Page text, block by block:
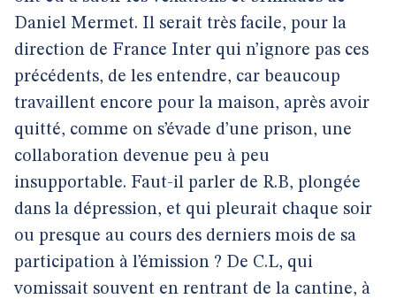
Daniel Mermet. Il serait très facile, pour la
direction de France Inter qui n’ignore pas ces
précédents, de les entendre, car beaucoup
travaillent encore pour la maison, après avoir
quitté, comme on s’évade d’une prison, une
collaboration devenue peu à peu
insupportable. Faut-il parler de R.B, plongée
dans la dépression, et qui pleurait chaque soir
ou presque au cours des derniers mois de sa
participation à l’émission ? De C.L, qui
vomissait souvent en rentrant de la cantine, à